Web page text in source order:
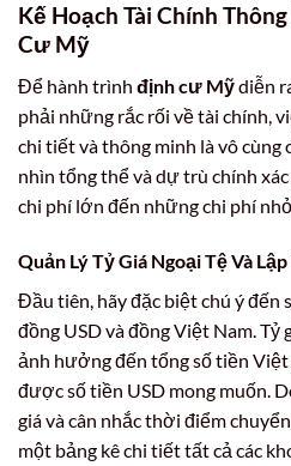
Kế Hoạch Tài Chính
Cư Mỹ
Để hành trình định cư Mỹdiễn
phải những rắc rối về tài chính,
chi tiết và thông minh là vô cùng
nhìn tổng thể và dự trù chính
chi phí lớn đến những chi phí
Quản Lý Tỷ Giá Ngoại Tệ Và
Đầu tiên, hãy đặc biệt chú ý đến
đồng USD và đồng Việt Nam.
ảnh hưởng đến tổng số tiền
được số tiền USD mong muốn.
giá và cân nhắc thời điểm
một bảng kê chi tiết tất cả các